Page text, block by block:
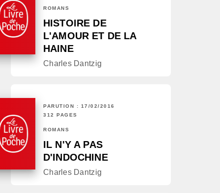
ROMANS
HISTOIRE DE
L'AMOUR ET DE LA
HAINE
Charles Dantzig
PARUTION : 17/02/2016
312 PAGES
ROMANS
IL N'Y A PAS
D'INDOCHINE
Charles Dantzig